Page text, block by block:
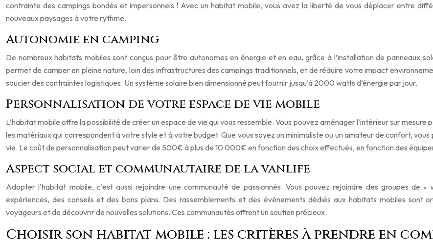
contrainte des campings bondés et impersonnels ! Avec un habitat mobile, vous avez la liberté de vous déplacer entre
nouveaux paysages à votre rythme.
Autonomie en camping
De nombreux habitats mobiles sont conçus pour être autonomes en énergie et en eau, grâce à l’installation de panneaux
permet de camper en pleine nature, loin des infrastructures des campings traditionnels, et de réduire votre impact
soucier des contraintes logistiques. Un système solaire bien dimensionné peut fournir jusqu’à 2000 watts d’énergie par jour.
Personnalisation de votre espace de vie mobile
L’habitat mobile offre la possibilité de créer un espace de vie qui vous ressemble. Vous pouvez aménager l’intérieur sur
les matériaux qui correspondent à votre style et à votre budget. Que vous soyez un minimaliste ou un amateur de confort,
vie. Le coût de personnalisation peut varier de 500€ à plus de 10 000€ en fonction des choix effectués, en fonction des
Aspect social et communautaire de la vanlife
Adopter l’habitat mobile, c’est aussi rejoindre une communauté de passionnés. Vous pouvez rejoindre des groupes de
expériences, des conseils et des bons plans. Des rassemblements et des événements dédiés aux habitats mobiles sont
voyageurs et de découvrir de nouvelles solutions. Ces communautés offrent un soutien précieux.
Choisir son habitat mobile : les critères à prendre en